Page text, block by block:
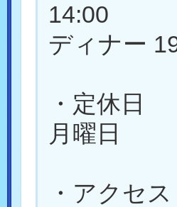
14:00
ディナー
・定休日
月曜日
・アクセス